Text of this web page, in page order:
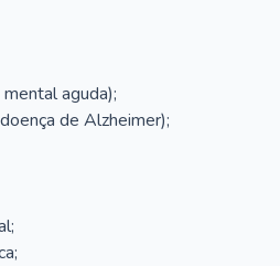
aguda);
de Alzheimer);